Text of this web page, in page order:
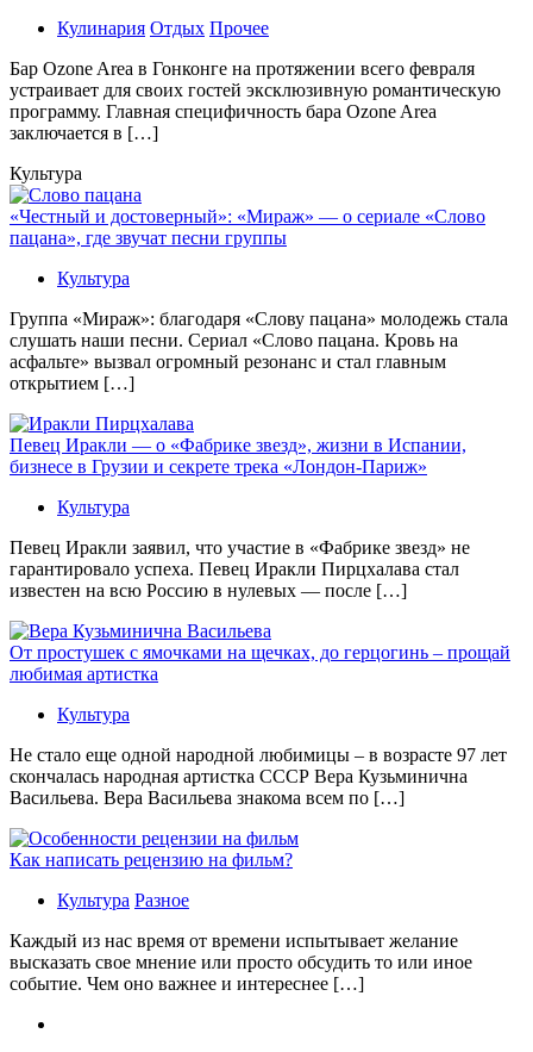
Кулинария Отдых Прочее
Бaр Ozone Area в Гонконге на протяжении всего февраля
устраивает для своих гостей эксклюзивную романтическую
программу. Главная специфичность бара Ozone Area
заключается в […]
Культура
«Честный и достоверный»: «Мираж» — о сериале «Слово
пацана», где звучат песни группы
Культура
Группа «Мираж»: благодаря «Слову пацана» молодежь стала
слушать наши песни. Сериал «Слово пацана. Кровь на
асфальте» вызвал огромный резонанс и стал главным
открытием […]
Певец Иракли — о «Фабрике звезд», жизни в Испании,
бизнесе в Грузии и секрете трека «Лондон-Париж»
Культура
Певец Иракли заявил, что участие в «Фабрике звезд» не
гарантировало успеха. Певец Иракли Пирцхалава стал
известен на всю Россию в нулевых — после […]
От простушек с ямочками на щечках, до герцогинь – прощай
любимая артистка
Культура
Не стало еще одной народной любимицы – в возрасте 97 лет
скончалась народная артистка СССР Вера Кузьминична
Васильева. Вера Васильева знакома всем по […]
Как написать рецензию на фильм?
Культура Разное
Каждый из нас время от времени испытывает желание
высказать свое мнение или просто обсудить то или иное
событие. Чем оно важнее и интереснее […]